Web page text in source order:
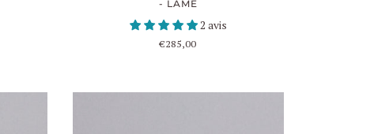
- LAME
2 avis
€285,00